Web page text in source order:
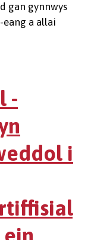
gan gynnwys
eang a allai
-
i